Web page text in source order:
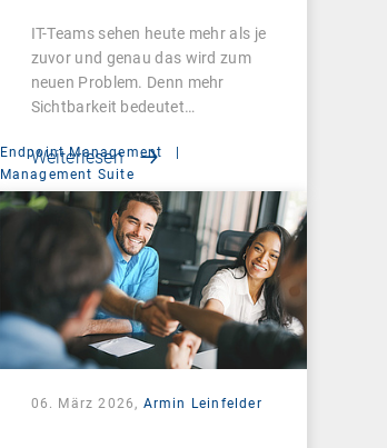
IT-Teams sehen heute mehr als je
zuvor und genau das wird zum
neuen Problem. Denn mehr
Sichtbarkeit bedeutet…
Weiterlesen
Endpoint Management
|
Management Suite
06. März 2026, Armin Leinfelder